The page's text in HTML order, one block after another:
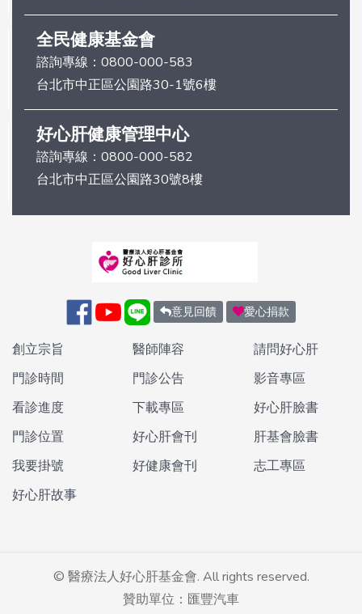
全民健康基金會
諮詢專線： 0800-000-583
台北市中正區公園路30-1號6樓
好心肝健康管理中心
諮詢專線： 0800-000-582
台北市中正區公園路30號8樓
意見回饋 愛心捐款
創立宗旨
門診時間
看診進度
門診位置
我要掛號
醫師陣容
門診公告
下載專區
好心肝會刊
好健康會刊
請問好心肝
影音專區
好心肝臉書
肝基會臉書
志工專區
好心肝故事
© 醫療法人好心肝基金會. All rights reserved.
贊助單位：匯豐汽車